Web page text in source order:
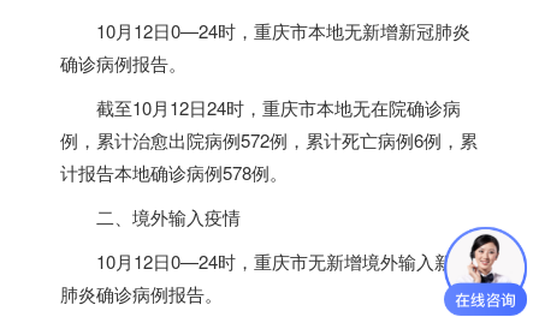
10月12日0—24时，重庆市本地无新增新冠肺炎
确诊病例报告。
截至10月12日24时，重庆市本地无在院确诊病
例，累计治愈出院病例572例，累计死亡病例6例，累
计报告本地确诊病例578例。
二、境外输入疫情
10月12日0—24时，重庆市无新增境外输入新冠
肺炎确诊病例报告。